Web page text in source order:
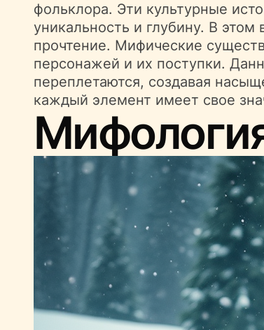
фольклора. Эти культурные
уникальность и глубину. В
прочтение. Мифические
персонажей и их поступки.
переплетаются, создавая
каждый элемент имеет свое